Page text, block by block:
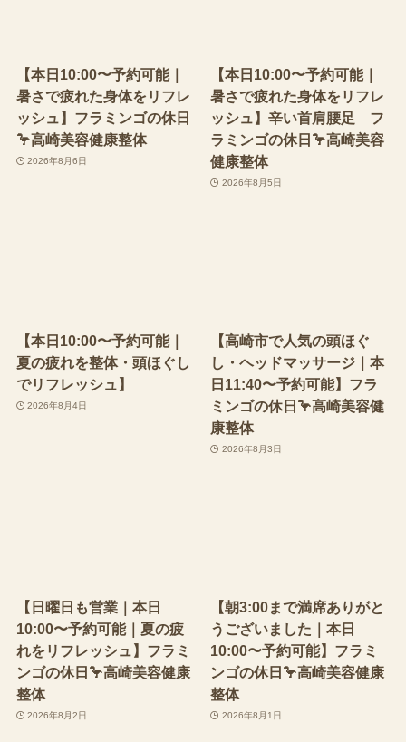
【本日10:00〜予約可能｜
暑さで疲れた身体をリフレ
ッシュ】フラミンゴの休日
🦩高崎美容健康整体
2026年8月6日
【本日10:00〜予約可能｜
暑さで疲れた身体をリフレ
ッシュ】辛い首肩腰足 フ
ラミンゴの休日🦩高崎美容
健康整体
2026年8月5日
【本日10:00〜予約可能｜
夏の疲れを整体・頭ほぐし
でリフレッシュ】
2026年8月4日
【高崎市で人気の頭ほぐ
し・ヘッドマッサージ｜本
日11:40〜予約可能】フラ
ミンゴの休日🦩高崎美容健
康整体
2026年8月3日
【日曜日も営業｜本日
10:00〜予約可能｜夏の疲
れをリフレッシュ】フラミ
ンゴの休日🦩高崎美容健康
整体
2026年8月2日
【朝3:00まで満席ありがと
うございました｜本日
10:00〜予約可能】フラミ
ンゴの休日🦩高崎美容健康
整体
2026年8月1日